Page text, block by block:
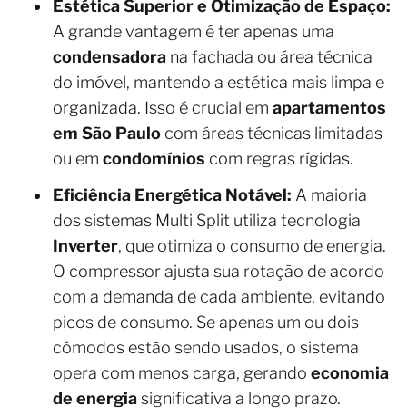
Estética Superior e Otimização de Espaço:
A grande vantagem é ter apenas uma
condensadora na fachada ou área técnica
do imóvel, mantendo a estética mais limpa e
organizada. Isso é crucial em apartamentos
em São Paulo com áreas técnicas limitadas
ou em condomínios com regras rígidas.
Eficiência Energética Notável: A maioria
dos sistemas Multi Split utiliza tecnologia
Inverter, que otimiza o consumo de energia.
O compressor ajusta sua rotação de acordo
com a demanda de cada ambiente, evitando
picos de consumo. Se apenas um ou dois
cômodos estão sendo usados, o sistema
opera com menos carga, gerando economia
de energiasignificativa a longo prazo.